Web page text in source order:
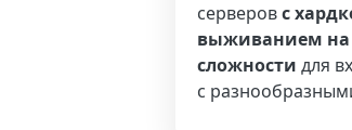
серверовс
выживанием
сложности для
с